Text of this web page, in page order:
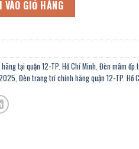
₫.là:
3.344.000 ₫.
VÀO GIỎ HÀNG
tại quận 12-TP. Hồ Chí Minh Đèn mâm ốp
Đèn trang trí chính hãng quận 12-TP. Hồ